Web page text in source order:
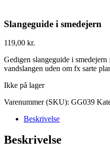
Slangeguide i smedejern
119,00 kr.
Gedigen slangeguide i
vandslangen uden om fx sarte
Ikke på lager
Varenummer (SKU): GG039
Beskrivelse
Beskrivelse